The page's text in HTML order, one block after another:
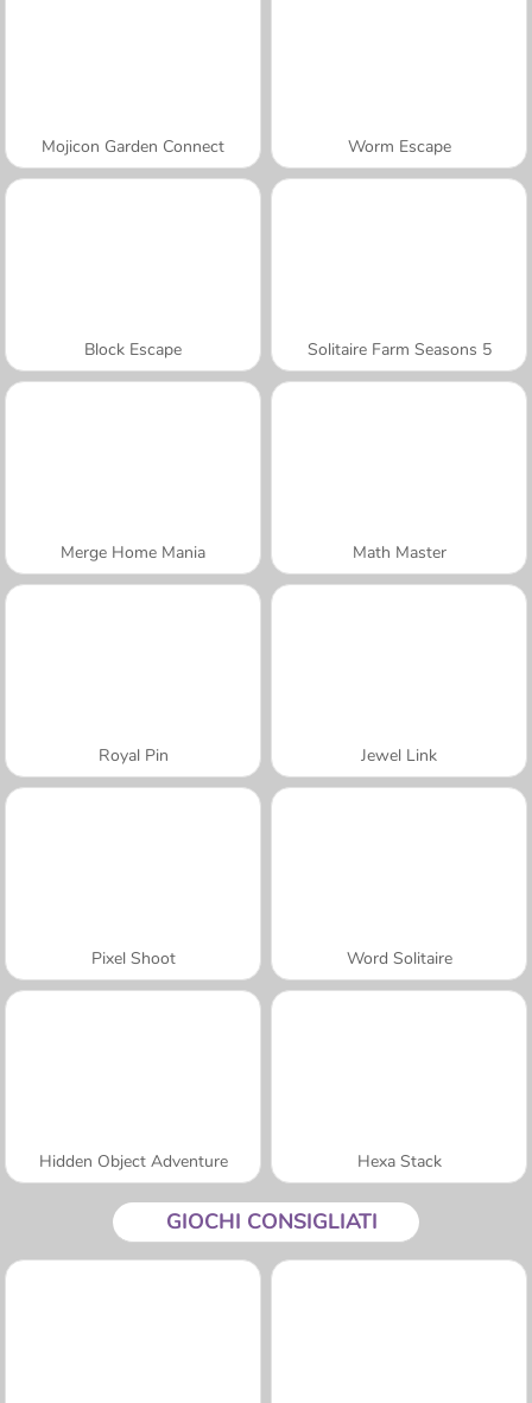
Mojicon Garden Connect Worm Escape
Block Escape Solitaire Farm Seasons 5
Merge Home Mania Math Master
Royal Pin Jewel Link
Pixel Shoot Word Solitaire
Hidden Object Adventure Hexa Stack
GIOCHI CONSIGLIATI